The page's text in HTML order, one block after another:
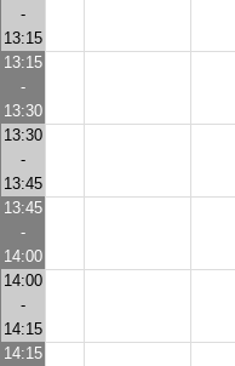
-
13:15
13:15
-
13:30
13:30
-
13:45
13:45
-
14:00
14:00
-
14:15
14:15